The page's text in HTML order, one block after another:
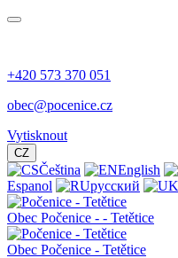
+420 573 370 051
obec@pocenice.cz
Vytisknout
CZ
Čeština English
Espanol
русский
Obec Počenice - - Tetětice
Obec Počenice - Tetětice